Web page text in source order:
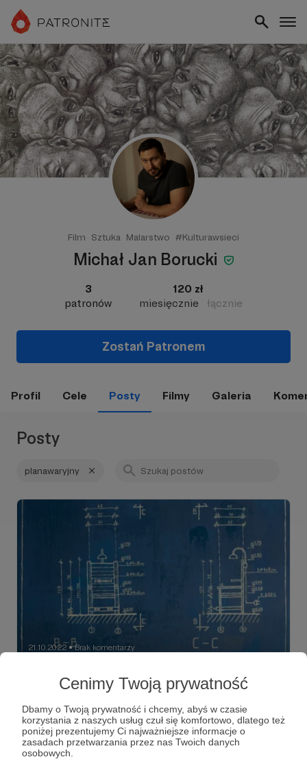
Cenimy Twoją prywatność
Dbamy o Twoją prywatność i chcemy, abyś w czasie
korzystania z naszych usług czuł się komfortowo, dlatego też
poniżej prezentujemy Ci najważniejsze informacje o
zasadach przetwarzania przez nas Twoich danych
osobowych.
Film Sztuka Malarstwo #Kulturawsieci
Michał Jan Borucki
3
patronów
120 zł
miesięcznie
łącznie
Zostań Patronem
Profil Cele Posty Filmy Galeria
Posty
planawaryjny
21.10.2022 ● Brak komentarzy
Plan Awaryjny
Zamknięcie planowego tryptyku na życzenie
kolekcjonera. Plan awaryjny 2022 Olej na płótnie
80x100cm
plan planawaryjny obraz +5